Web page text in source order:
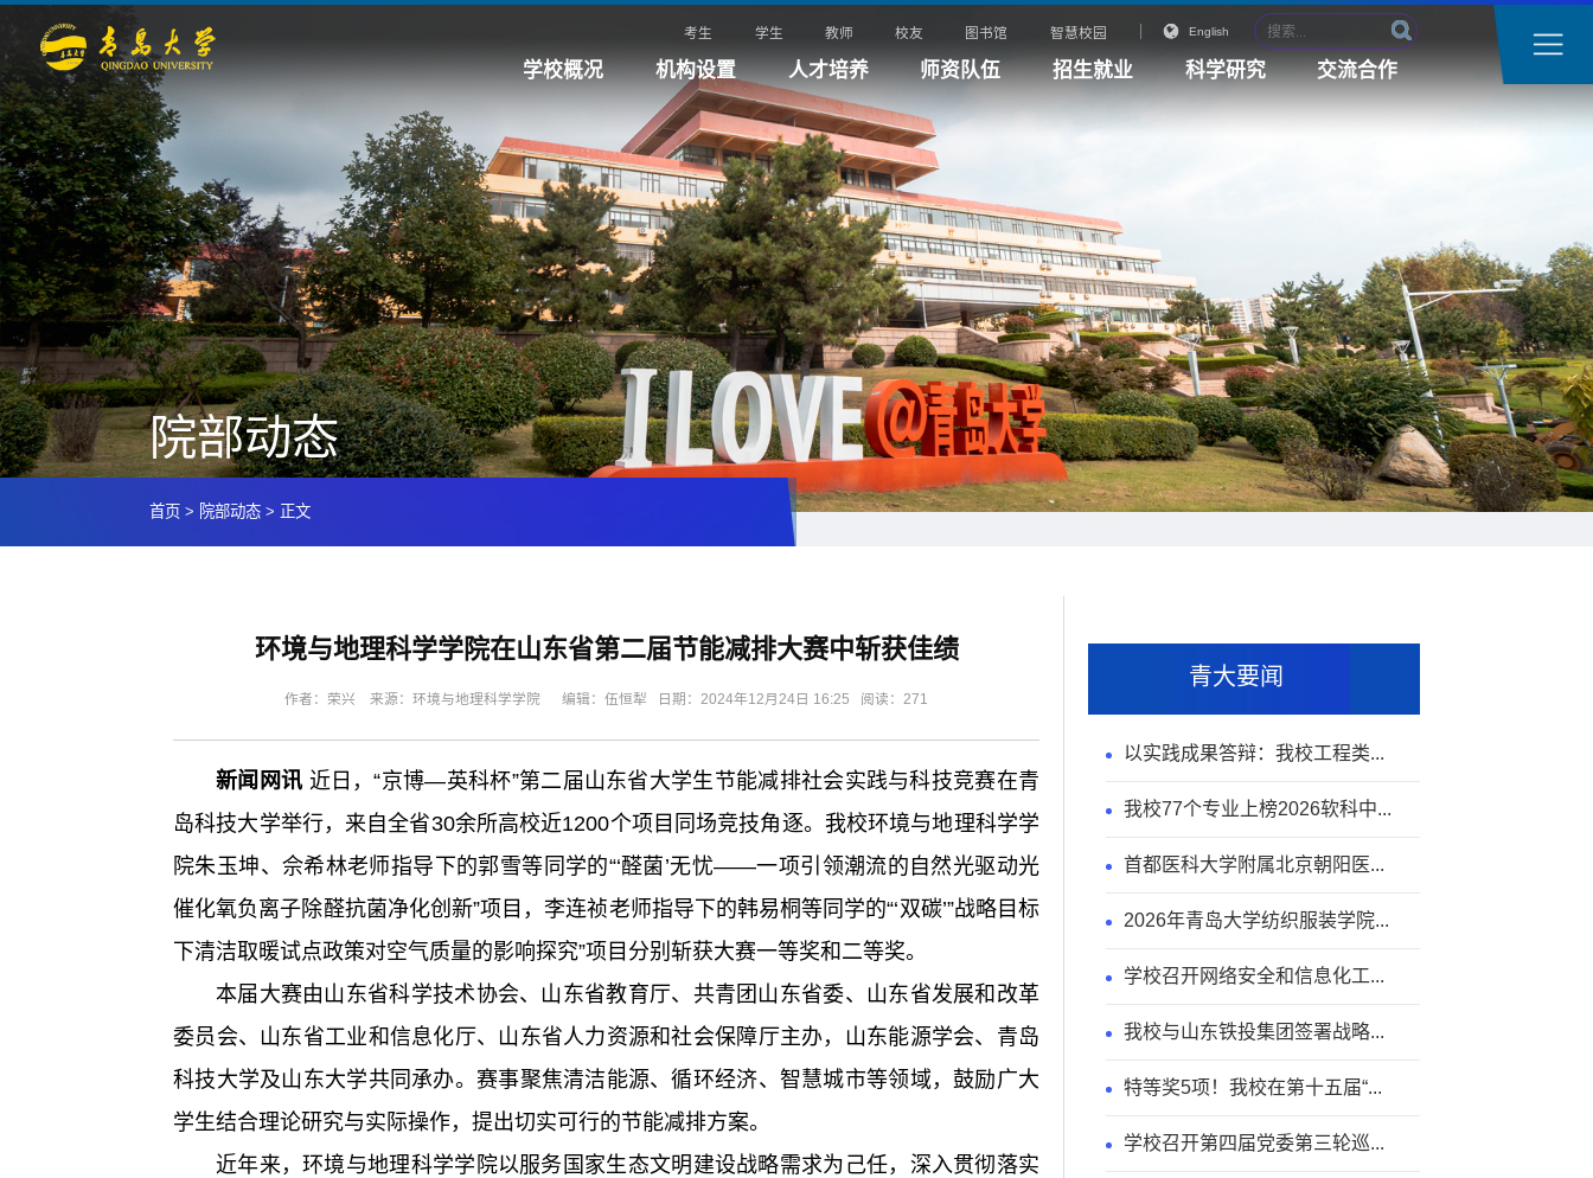
考生 学生 教师 校友 图书馆 智慧校园 English
学校概况 机构设置 人才培养 师资队伍 招生就业 科学研究 交流合作
院部动态
首页 > 院部动态 > 正文
青大要闻
以实践成果答辩：我校工程类...
我校77个专业上榜2026软科中...
首都医科大学附属北京朝阳医...
2026年青岛大学纺织服装学院...
学校召开网络安全和信息化工...
我校与山东铁投集团签署战略...
特等奖5项！我校在第十五届“...
学校召开第四届党委第三轮巡...
环境与地理科学学院在山东省第二届节能减排大赛中斩获佳绩
作者：荣兴 来源：环境与地理科学学院 编辑：伍恒犁 日期：2024年12月24日 16:25 阅读： 271
新闻网讯 近日，“京博—英科杯”第二届山东省大学生节能减排社会实践与科技竞赛在青
岛科技大学举行，来自全省30余所高校近1200个项目同场竞技角逐。我校环境与地理科学学
院朱玉坤、佘希林老师指导下的郭雪等同学的“‘醛菌’无忧——一项引领潮流的自然光驱动光
催化氧负离子除醛抗菌净化创新”项目，李连祯老师指导下的韩易桐等同学的“‘双碳’”战略目标
下清洁取暖试点政策对空气质量的影响探究”项目分别斩获大赛一等奖和二等奖。
本届大赛由山东省科学技术协会、山东省教育厅、共青团山东省委、山东省发展和改革
委员会、山东省工业和信息化厅、山东省人力资源和社会保障厅主办，山东能源学会、青岛
科技大学及山东大学共同承办。赛事聚焦清洁能源、循环经济、智慧城市等领域，鼓励广大
学生结合理论研究与实际操作，提出切实可行的节能减排方案。
近年来，环境与地理科学学院以服务国家生态文明建设战略需求为己任，深入贯彻落实